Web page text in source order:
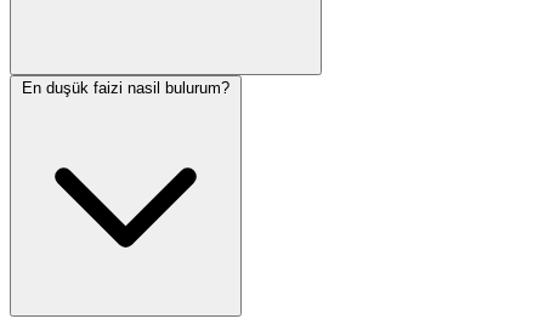
En duşük faizi nasil bulurum?